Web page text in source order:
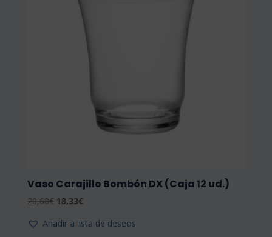
Vaso Carajillo Bombón DX (Caja 12 ud.)
20,68€ El
original
18,33€El
actual
Añadir a lista de deseos